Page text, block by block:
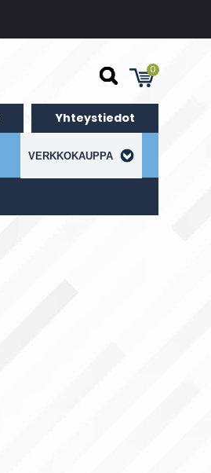
0
Yhteystiedot
VERKKOKAUPPA